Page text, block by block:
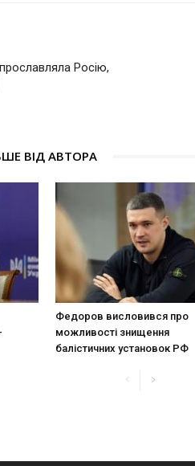
Росію,
ВІД АВТОРА
Федоров висловився про
можливості знищення
балістичних установок РФ